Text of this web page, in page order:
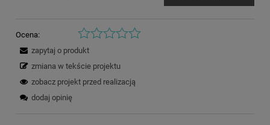
Ocena:
zapytaj o produkt
zmiana w tekście projektu
zobacz projekt przed realizacją
dodaj opinię